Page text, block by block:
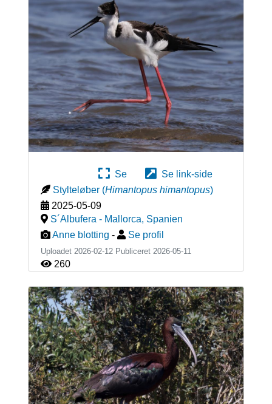
Se
Se link-side
Stylteløber (Himantopus himantopus)
2025-05-09
S´Albufera - Mallorca, Spanien
Anne blotting - Se profil
Uploadet 2026-02-12 Publiceret 2026-05-11
260